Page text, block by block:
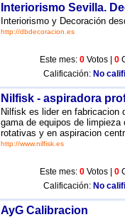
Interiorismo Sevilla.
Interiorismo y Decoración
http://dbdecoracion.es
Este mes: 0 Votos | 0
Calificación: No
Nilfisk - aspiradora
Nilfisk es lider en fabricacion
gama de equipos de limpieza
rotativas y en aspiracion
http://www.nilfisk.es
Este mes: 0 Votos | 0
Calificación: No
AyG Calibracion